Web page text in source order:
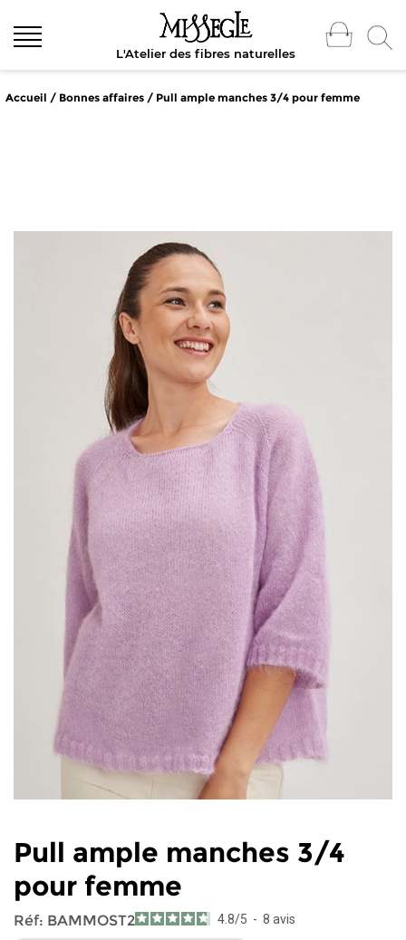
L'Atelier des fibres naturelles
Accueil / Bonnes affaires / Pull ample manches 3/4 pour femme
Pull ample manches 3/4
pour femme
Réf: BAMMOST2 4.8/5 - 8 avis